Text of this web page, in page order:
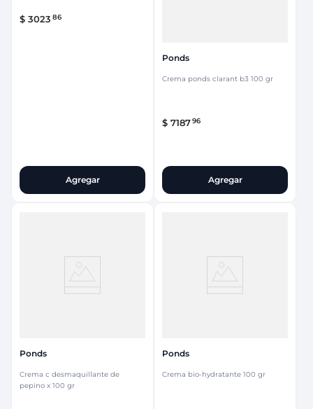
$ 3023 86
Agregar
Ponds
Crema ponds clarant b3 100 gr
$ 718796
Agregar
Ponds
Crema c desmaquillante de
pepino x 100 gr
Ponds
Crema bio-hydratante 100 gr